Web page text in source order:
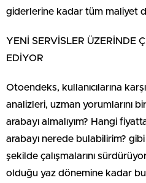
giderlerine kadar tüm maliyet
YENİ SERVİSLER ÜZERİNDE
EDİYOR
Otoendeks, kullanıcılarına
analizleri, uzman yorumlarını
arabayı almalıyım? Hangi
arabayı nerede bulabilirim?
şekilde çalışmalarını
olduğu yaz dönemine kadar